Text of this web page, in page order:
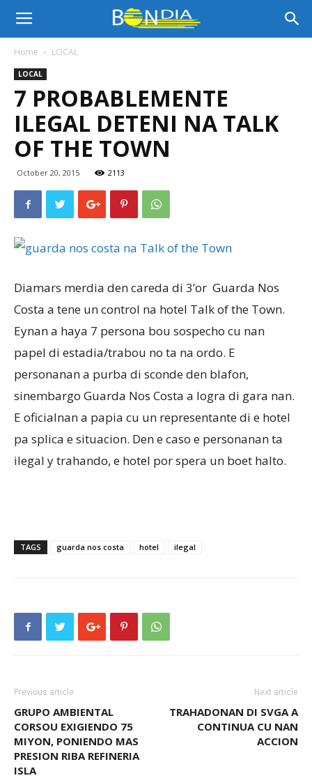
Bon
Dia
Aruba
Noticia
Aruba
Home LOCAL
LOCAL
7 PROBABLEMENTE
ILEGAL DETENI NA TALK
OF THE TOWN
October 20, 2015 2113
Diamars merdia den careda di 3’or Guarda Nos
Costa a tene un control na hotel Talk of the Town.
Eynan a haya 7 persona bou sospecho cu nan
papel di estadia/trabou no ta na ordo. E
personanan a purba di sconde den blafon,
sinembargo Guarda Nos Costa a logra di gara nan.
E oficialnan a papia cu un representante di e hotel
pa splica e situacion. Den e caso e personanan ta
ilegal y trahando, e hotel por spera un boet halto.
TAGS guarda nos costa hotel ilegal
Previous article
GRUPO AMBIENTAL
CORSOU EXIGIENDO 75
MIYON, PONIENDO MAS
PRESION RIBA REFINERIA
ISLA
Next article
TRAHADONAN DI SVGA A
CONTINUA CU NAN
ACCION